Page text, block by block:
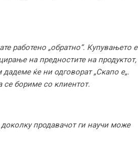
работено „обратно“. Купувањето е
на предностите на продуктот,
ќе ни одговорат „Скапо е„.
бориме со клиентот.
продавачот ги научи може